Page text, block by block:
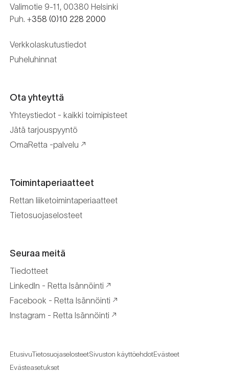
Valimotie 9-11, 00380 Helsinki
Puh. +358 (0)10 228 2000
Verkkolaskutustiedot
Puheluhinnat
Ota yhteyttä
Yhteystiedot - kaikki toimipisteet
Jätä tarjouspyyntö
OmaRetta -palvelu
Toimintaperiaatteet
Rettan liiketoimintaperiaatteet
Tietosuojaselosteet
Seuraa meitä
Tiedotteet
LinkedIn - Retta Isännöinti
Facebook - Retta Isännöinti
Instagram - Retta Isännöinti
EtusivuTietosuojaselosteetSivuston käyttöehdotEvästeet
Evästeasetukset